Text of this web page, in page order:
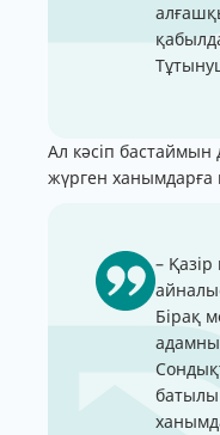
Ал кәсіп
жүрген ханымдарға
–
Бірақ